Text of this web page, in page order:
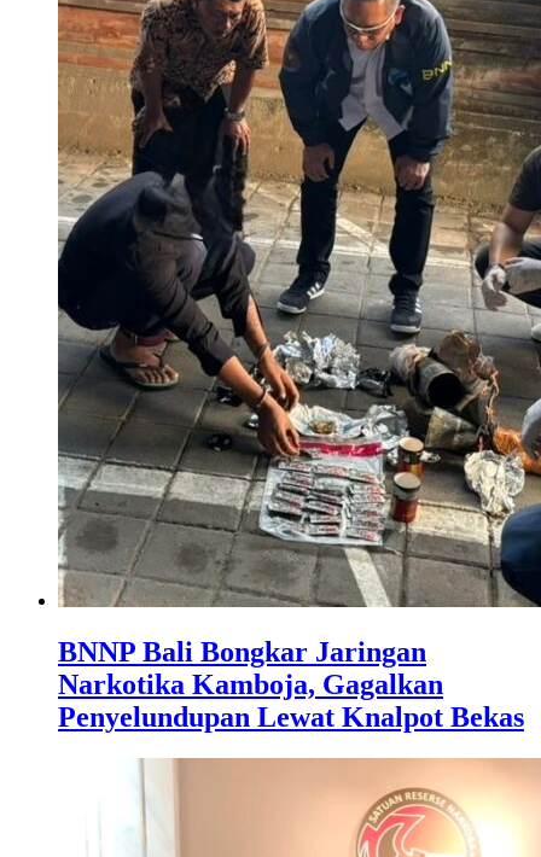
BNNP Bali Bongkar Jaringan
Narkotika Kamboja, Gagalkan
Penyelundupan Lewat Knalpot Bekas